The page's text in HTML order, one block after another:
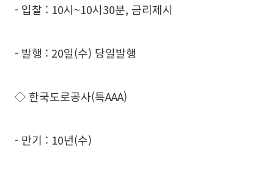
- 입찰 : 10시~10시30분, 금리제시
- 발행 : 20일(수) 당일발행
◇ 한국도로공사(특AAA)
- 만기 : 10년(수)